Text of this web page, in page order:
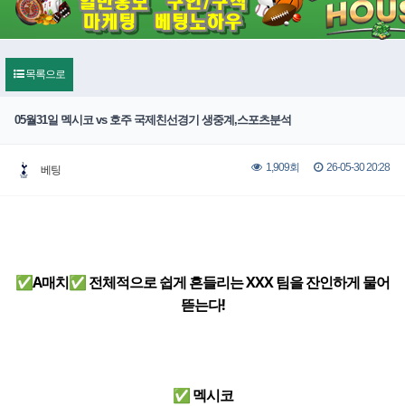
목록으로
05월31일 멕시코 vs 호주 국제친선경기 생중계,스포츠분석
베팅 1,909회 26-05-30 20:28
✅A매치✅ 전체적으로 쉽게 흔들리는 XXX 팀을 잔인하게 물어
뜯는다!
✅ 멕시코